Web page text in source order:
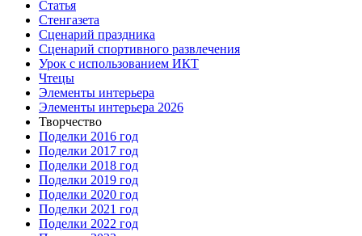
Статья
Стенгазета
Сценарий праздника
Сценарий спортивного развлечения
Урок с использованием ИКТ
Чтецы
Элементы интерьера
Элементы интерьера 2026
Творчество
Поделки 2016 год
Поделки 2017 год
Поделки 2018 год
Поделки 2019 год
Поделки 2020 год
Поделки 2021 год
Поделки 2022 год